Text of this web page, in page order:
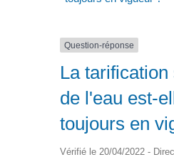
Question-réponse
La
de l'eau est-
toujours en
Vérifié le 20/04/2022 -